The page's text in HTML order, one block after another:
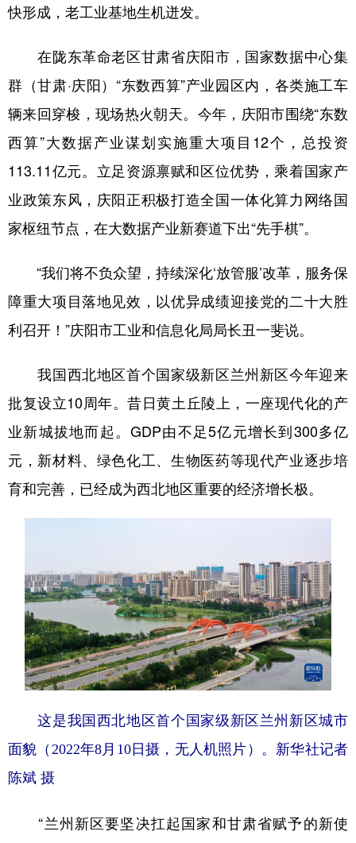
快形成，老工业基地生机迸发。
在陇东革命老区甘肃省庆阳市，国家数据中心集
群（甘肃·庆阳）“东数西算”产业园区内，各类施工车
辆来回穿梭，现场热火朝天。今年，庆阳市围绕“东数
西算”大数据产业谋划实施重大项目12个，总投资
113.11亿元。立足资源禀赋和区位优势，乘着国家产
业政策东风，庆阳正积极打造全国一体化算力网络国
家枢纽节点，在大数据产业新赛道下出“先手棋”。
“我们将不负众望，持续深化‘放管服’改革，服务保
障重大项目落地见效，以优异成绩迎接党的二十大胜
利召开！”庆阳市工业和信息化局局长丑一斐说。
我国西北地区首个国家级新区兰州新区今年迎来
批复设立10周年。昔日黄土丘陵上，一座现代化的产
业新城拔地而起。GDP由不足5亿元增长到300多亿
元，新材料、绿色化工、生物医药等现代产业逐步培
育和完善，已经成为西北地区重要的经济增长极。
这是我国西北地区首个国家级新区兰州新区城市
面貌（2022年8月10日摄，无人机照片）。新华社记者
陈斌 摄
“兰州新区要坚决扛起国家和甘肃省赋予的新使